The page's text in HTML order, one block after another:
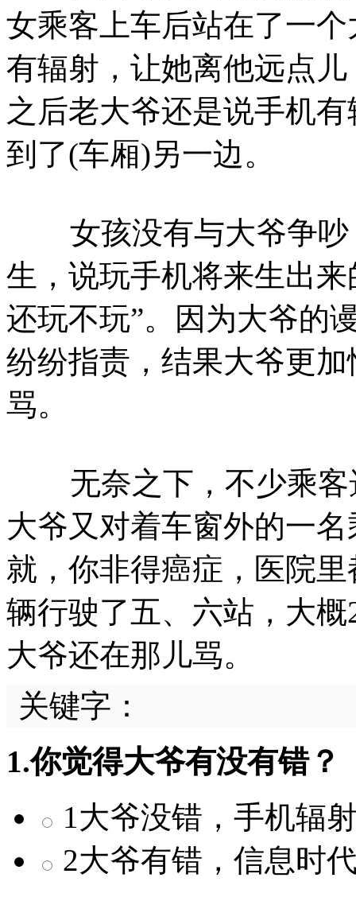
女乘客上车后站在了一
有辐射，让她离他远点
之后老大爷还是说手机
到了(车厢)另一边。
女孩没有与大爷争吵
生，说玩手机将来生出
还玩不玩”。因为大爷的
纷纷指责，结果大爷更
骂。
无奈之下，不少乘客
大爷又对着车窗外的一
就，你非得癌症，医院
辆行驶了五、六站，大
大爷还在那儿骂。
关键字：
1.你觉得大爷有没有错？
1大爷没错，手机辐
2大爷有错，信息时